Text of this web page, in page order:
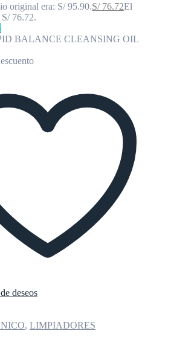
original era: S/ 95.90.S/76.72El
76.72.
deseos
, LIMPIADORES